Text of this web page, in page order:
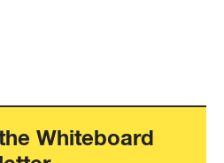
Whiteboard